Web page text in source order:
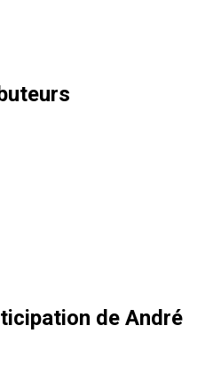
de André